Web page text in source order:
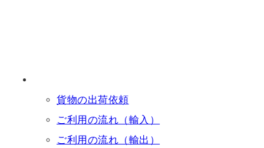
貨物の出荷依頼
ご利用の流れ（輸入）
ご利用の流れ（輸出）